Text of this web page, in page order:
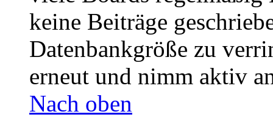
keine Beiträge
Datenbankgröße zu
erneut und nimm aktiv
Nach oben